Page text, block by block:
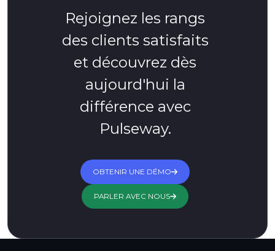
Rejoignez les rangs
des clients satisfaits
et découvrez dès
aujourd'hui la
différence avec
Pulseway.
OBTENIR UNE DÉMO
PARLER AVEC NOUS